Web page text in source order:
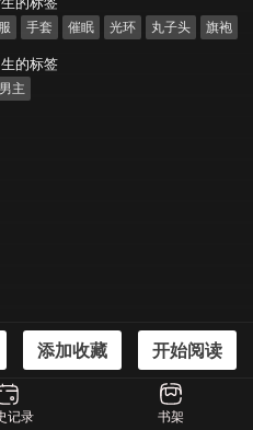
手套 催眠 光环 丸子头 旗袍
的标签
主
Saki Kiranre | 妃咲情乱迷 (Blue
添加收藏 开始阅读
记录 书架